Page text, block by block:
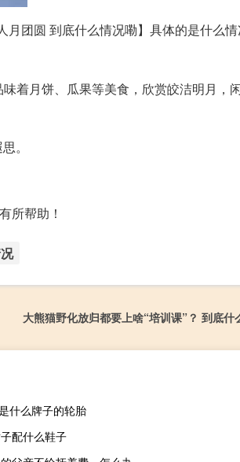
月团圆 到底什么情况嘞】具体的是什么
着月饼、瓜果等美食，欣赏皎洁明月，
。
所帮助！
大熊猫野化放归都要上啥“培训课”？ 到底什
什么牌子的轮胎
配什么鞋子